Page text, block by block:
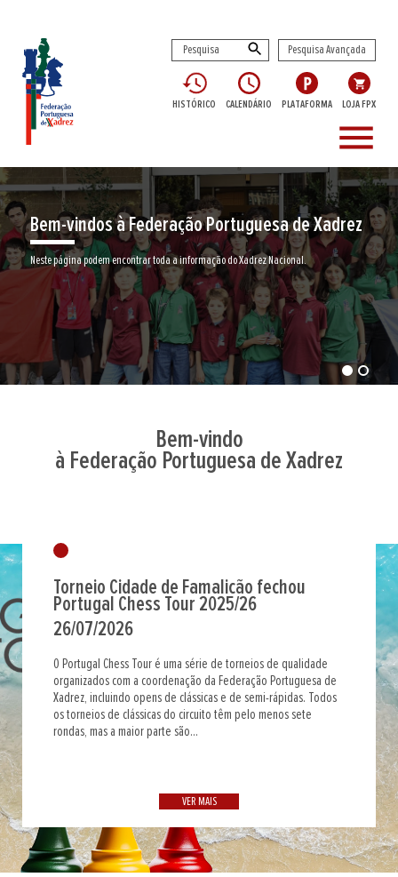
Pesquisa Avançada
HISTÓRICO CALENDÁRIO PLATAFORMA LOJA FPX
menu
Encontre aqui o seu clube de Xadrez
Junte-se a nós neste jogo milenar
Bem-vindo
à Federação Portuguesa de Xadrez
Torneio Cidade de Famalicão fechou
Portugal Chess Tour 2025/26
26/07/2026
O Portugal Chess Tour é uma série de torneios de qualidade
organizados com a coordenação da Federação Portuguesa de
Xadrez, incluindo opens de clássicas e de semi-rápidas. Todos
os torneios de clássicas do circuito têm pelo menos sete
rondas, mas a maior parte são...
VER MAIS